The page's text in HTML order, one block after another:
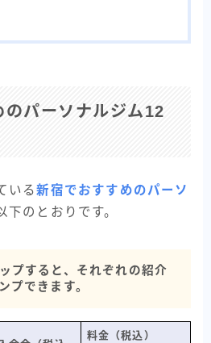
のパーソナルジム12
いる新宿でおすすめのパーソ
下のとおりです。
プすると、それぞれの紹介
プできます。
料金（税込）